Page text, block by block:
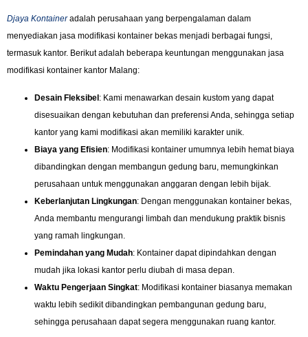
Djaya Kontaineradalah perusahaan yang berpengalaman dalam
menyediakan jasa modifikasi kontainer bekas menjadi berbagai fungsi,
termasuk kantor. Berikut adalah beberapa keuntungan menggunakan jasa
modifikasi kontainer kantor Malang:
Desain Fleksibel: Kami menawarkan desain kustom yang dapat
disesuaikan dengan kebutuhan dan preferensi Anda, sehingga setiap
kantor yang kami modifikasi akan memiliki karakter unik.
Biaya yang Efisien: Modifikasi kontainer umumnya lebih hemat biaya
dibandingkan dengan membangun gedung baru, memungkinkan
perusahaan untuk menggunakan anggaran dengan lebih bijak.
Keberlanjutan Lingkungan: Dengan menggunakan kontainer bekas,
Anda membantu mengurangi limbah dan mendukung praktik bisnis
yang ramah lingkungan.
Pemindahan yang Mudah: Kontainer dapat dipindahkan dengan
mudah jika lokasi kantor perlu diubah di masa depan.
Waktu Pengerjaan Singkat: Modifikasi kontainer biasanya memakan
waktu lebih sedikit dibandingkan pembangunan gedung baru,
sehingga perusahaan dapat segera menggunakan ruang kantor.